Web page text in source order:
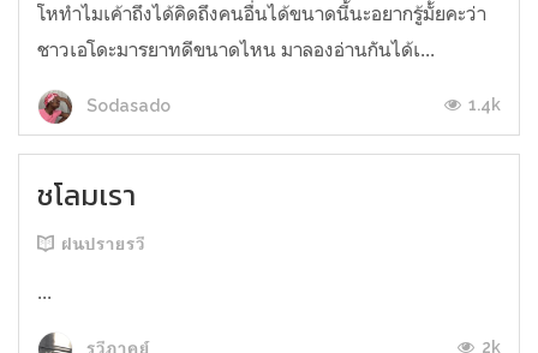
โหทำไมเค้าถึงได้คิดถึงคนอื่นได้ขนาดนี้นะอยากรู้มั้ยคะว่า
ชาวเอโดะมารยาทดีขนาดไหน มาลองอ่านกันได้เ...
Sodasado 1.4k
ชโลมเรา
ฝนปรายรวี
...
รวีภาคย์ 2k